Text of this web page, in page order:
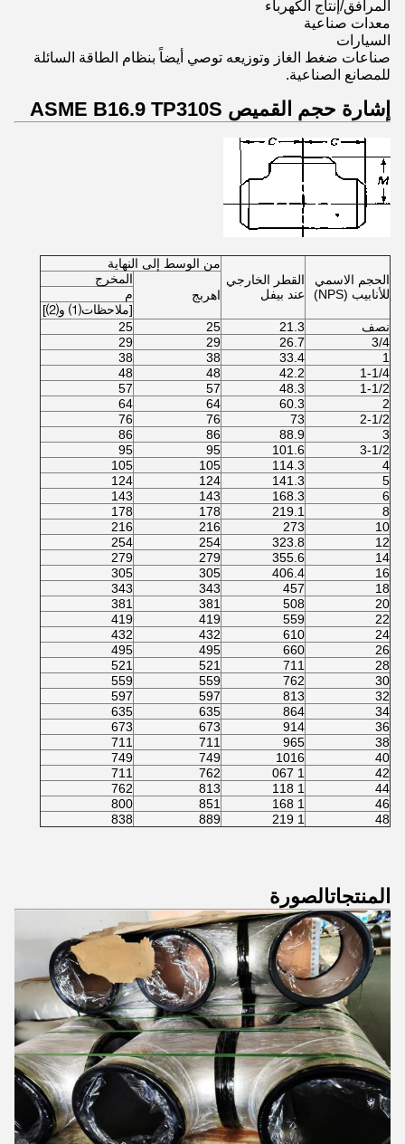
المرافق/إنتاج الكهرباء
معدات صناعية
السيارات
صناعات ضغط الغاز وتوزيعه توصي أيضاً بنظام الطاقة السائلة
للمصانع الصناعية.
إشارة حجم القميص ASME B16.9 TP310S
الحجم الاسمي
للأنابيب (NPS)
القطر الخارجي
عند بيفل
من الوسط إلى النهاية
اهربج
المخرج
م
[ملاحظات⑴ و⑵
]
نصف
21.3
25
25
3/4
26.7
29
29
1
33.4
38
38
1-1/4
42.2
48
48
1-1/2
48.3
57
57
2
60.3
64
64
2-1/2
73
76
76
3
88.9
86
86
3-1/2
101.6
95
95
4
114.3
105
105
5
141.3
124
124
6
168.3
143
143
8
219.1
178
178
10
273
216
216
12
323.8
254
254
14
355.6
279
279
16
406.4
305
305
18
457
343
343
20
508
381
381
22
559
419
419
24
610
432
432
26
660
495
495
28
711
521
521
30
762
559
559
32
813
597
597
34
864
635
635
36
914
673
673
38
965
711
711
40
1016
749
749
42
1 067
762
711
44
1 118
813
762
46
1 168
851
800
48
1 219
889
838
المنتجاتالصورة